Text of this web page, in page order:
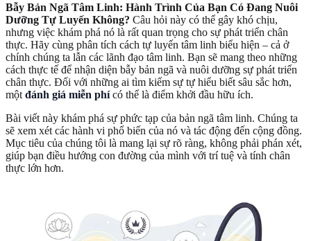
Bẫy Bản Ngã Tâm Linh: Hành Trình Của Bạn Có Đang Nuôi
Dưỡng Tự Luyến Không? Câu hỏi này có thể gây khó chịu,
nhưng việc khám phá nó là rất quan trọng cho sự phát triển chân
thực. Hãy cùng phân tích cách tự luyến tâm linh biểu hiện – cả ở
chính chúng ta lẫn các lãnh đạo tâm linh. Bạn sẽ mang theo những
cách thực tế để nhận diện bẫy bản ngã và nuôi dưỡng sự phát triển
chân thực. Đối với những ai tìm kiếm sự tự hiểu biết sâu sắc hơn,
một đánh giá miễn phícó thể là điểm khởi đầu hữu ích.
Bài viết này khám phá sự phức tạp của bản ngã tâm linh. Chúng ta
sẽ xem xét các hành vi phổ biến của nó và tác động đến cộng đồng.
Mục tiêu của chúng tôi là mang lại sự rõ ràng, không phải phán xét,
giúp bạn điều hướng con đường của mình với trí tuệ và tính chân
thực lớn hơn.